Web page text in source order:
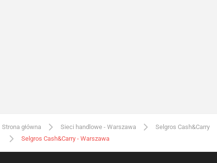
Strona główna Sieci handlowe - Warszawa
Selgros Cash&Carry
Selgros Cash&Carry - Warszawa